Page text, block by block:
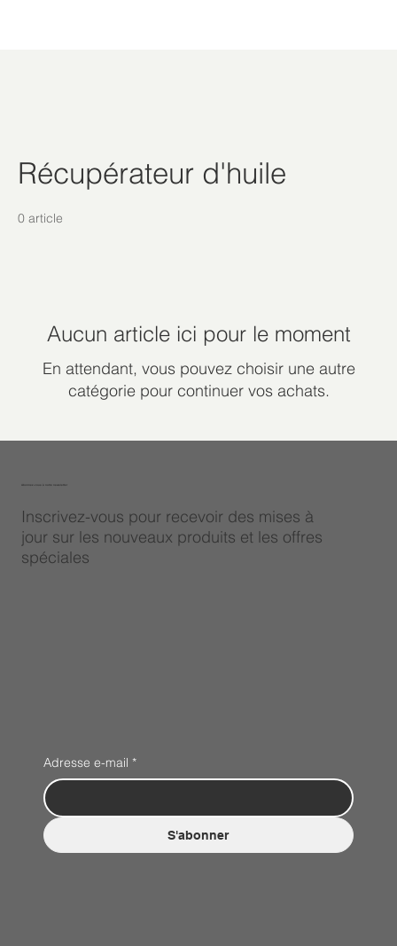
Récupérateur d'huile
0 article
Aucun article ici pour le moment
En attendant, vous pouvez choisir une autre
catégorie pour continuer vos achats.
Inscrivez-vous pour recevoir des mises à
jour sur les nouveaux produits et les offres
spéciales
Abonnez-vous à notre newsletter
Adresse e-mail *
S'abonner